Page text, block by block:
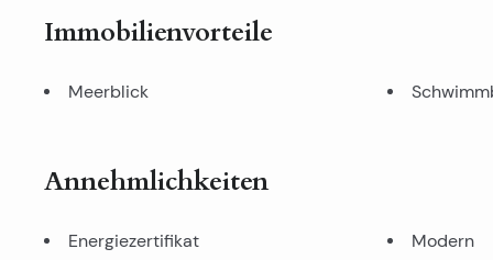
Immobilienvorteile
Meerblick
Annehmlichkeiten
Energiezertifikat Modern